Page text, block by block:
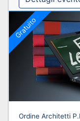
Gratuito
Ordine Architetti